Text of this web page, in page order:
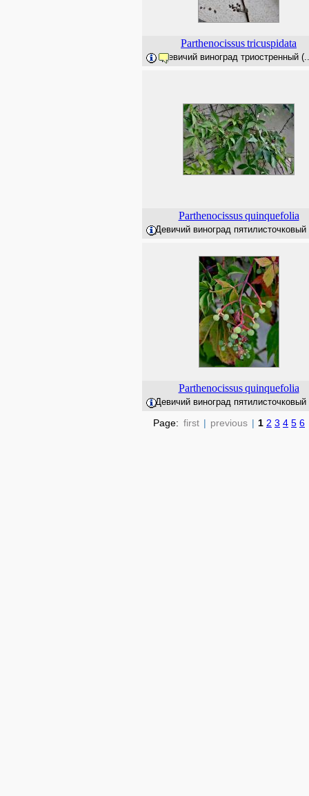
Parthenocissustricuspidata
Девичий виноград триостренный
Parthenocissus quinquefolia
Девичий виноград пятилисточковый
Parthenocissus quinquefolia
Девичий виноград пятилисточковый
Page: first | previous | 1 2 3 4 5 6